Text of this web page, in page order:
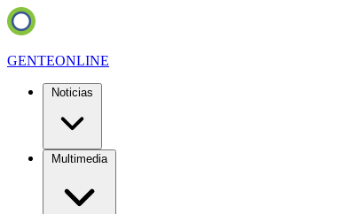
GENTEONLINE
Noticias
Multimedia